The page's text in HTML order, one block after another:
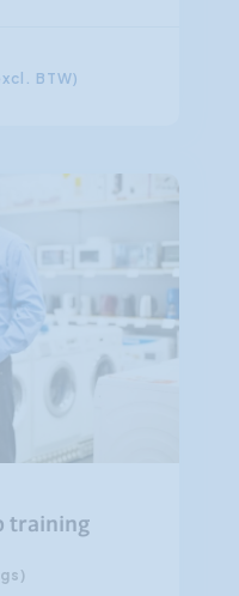
BTW)
training